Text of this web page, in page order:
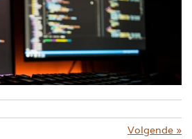
Volgende »